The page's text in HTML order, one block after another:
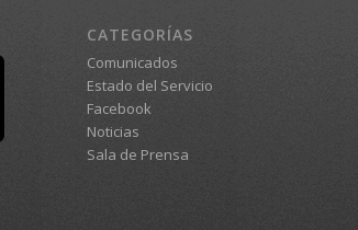
CATEGORÍAS
Comunicados
Estado del Servicio
Facebook
Noticias
Sala de Prensa